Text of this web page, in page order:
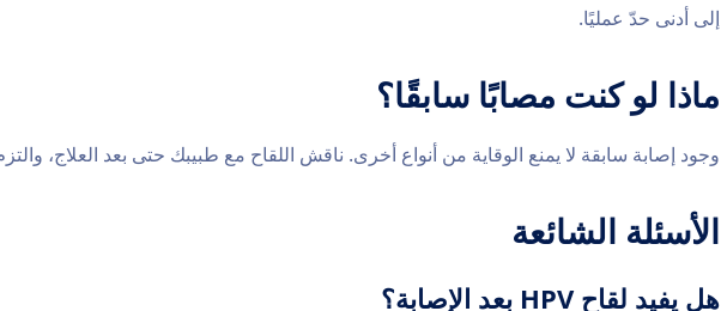
إلى أدنى حدّ عمليًا.
ماذا لو كنت مصابًا سابقًا؟
وجود إصابة سابقة لا يمنع الوقاية من أنواع أخرى. ناقش اللقاح مع طبيبك حتى بعد العلاج،
الأسئلة الشائعة
هل يفيد لقاح HPV بعد الإصابة؟